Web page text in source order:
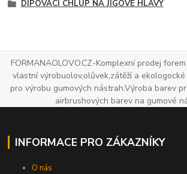
DIPOVACÍ CHLUP NA JIGOVÉ HLAVY
FORMANAOLOVO.CZ-Komplexní prodej
vlastní výrobuolov,olůvek,zátěží a
pro výrobu gumových nástrah.Výroba barev
airbrushových barev na gumové
INFORMACE PRO ZÁKAZNÍKY
O nás